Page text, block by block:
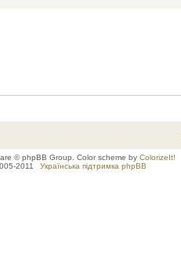
© phpBB Group. Color scheme by ColorizeIt!
2011
Українська підтримка phpBB